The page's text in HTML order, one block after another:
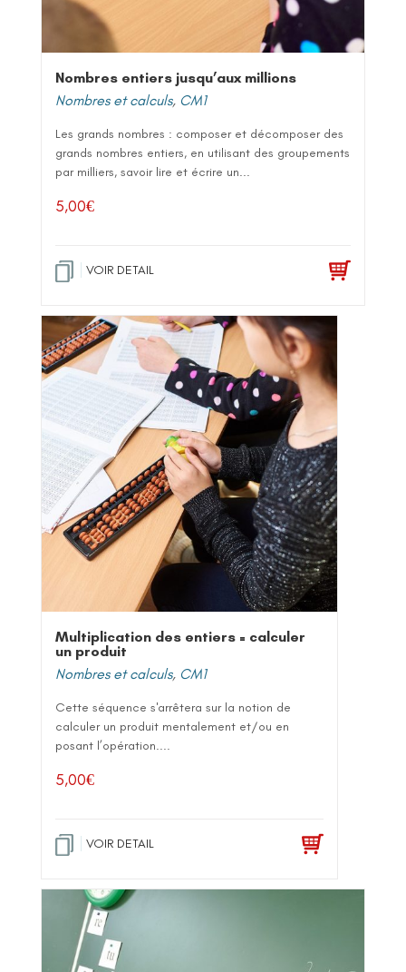
Nombres entiers jusqu’aux millions
Nombres et calculs, CM1
Les grands nombres : composer et décomposer des
grands nombres entiers, en utilisant des groupements
par milliers, savoir lire et écrire un...
5,00€
VOIR DETAIL
Multiplication des entiers = calculer
un produit
Nombres et calculs, CM1
Cette séquence s'arrêtera sur la notion de
calculer un produit mentalement et/ou en
posant l’opération....
5,00€
VOIR DETAIL